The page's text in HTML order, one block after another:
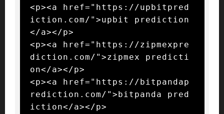
<p><a href="https://upbitpred
iction.com/">upbit prediction
</a></p>
<p><a href="https://zipmexpre
diction.com/">zipmex predicti
on</a></p>
<p><a href="https://bitpandap
rediction.com/">bitpanda pred
iction</a></p>